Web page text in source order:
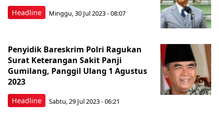
Headline Minggu, 30 Jul 2023 - 08:07
Headline
Penyidik Bareskrim Polri Ragukan
Surat Keterangan Sakit Panji
Gumilang, Panggil Ulang 1 Agustus
2023
Sabtu, 29 Jul 2023 - 06:21